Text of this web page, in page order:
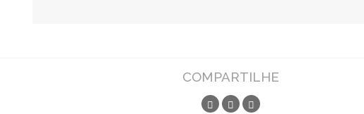
COMPARTILHE